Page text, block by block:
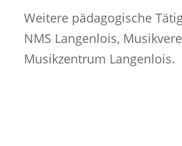
Weitere pädagogische
NMS Langenlois,
Musikzentrum Langenlois.